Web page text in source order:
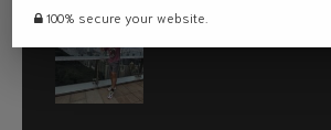
เที่ยวฮ่องกง จะหลงได้ยังไง EP2
100% secure your website.